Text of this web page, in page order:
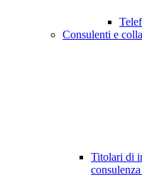
Consulenti e
Titolari di
consulenza